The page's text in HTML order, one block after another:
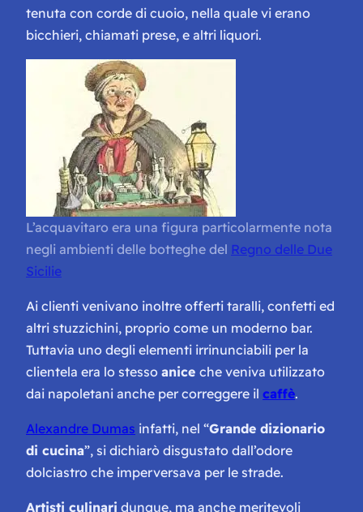
tenuta con corde di cuoio, nella quale vi erano
bicchieri, chiamati prese, e altri liquori.
L’acquavitaro era una figura particolarmente nota
negli ambienti delle botteghe del Regno delle Due
Sicilie
Ai clienti venivano inoltre offerti taralli, confetti ed
altri stuzzichini, proprio come un moderno bar.
Tuttavia uno degli elementi irrinunciabili per la
clientela era lo stesso anice che veniva utilizzato
dai napoletani anche per correggere il caffè.
Alexandre Dumas infatti, nel “Grande dizionario
di cucina”, si dichiarò disgustato dall’odore
dolciastro che imperversava per le strade.
Artisti culinari dunque, ma anche meritevoli